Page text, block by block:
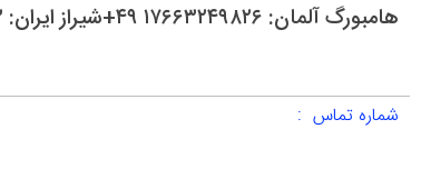
هامبورگ آلمان: ۱۷۶۶۳۲۴۹۸۲۶ ۴۹+شیراز ایران: ۰۹۱۷۱۰۵۶۹۹۳
شماره تماس :